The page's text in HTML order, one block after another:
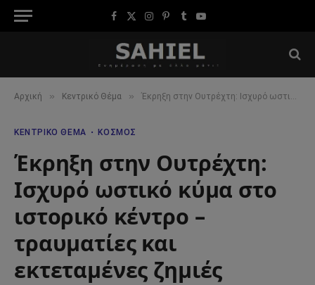
Facebook
X
Instagram
Pinterest
TumblrYouTube
Αρχική » Κεντρικό Θέμα » Έκρηξη στην Ουτρέχτη: Ισχυρό ωστικό κύμα στο ιστορικό κέντρο – τραυματίες και εκτεταμένες ζημιές
ΚΕΝΤΡΙΚΌ ΘΈΜΑ ΚΌΣΜΟΣ
Έκρηξη στην Ουτρέχτη:
Ισχυρό ωστικό κύμα στο
ιστορικό κέντρο –
τραυματίες και
εκτεταμένες ζημιές